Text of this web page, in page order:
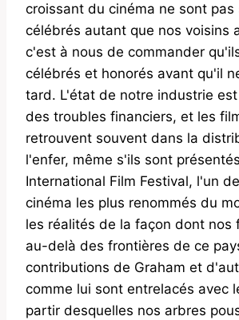
croissant du cinéma ne sont pas
célébrés autant que nos voisins
c'est à nous de commander
célébrés et honorés avant qu'il
tard. L'état de notre industrie
des troubles financiers, et les
retrouvent souvent dans la
l'enfer, même s'ils sont
International Film Festival, l'un
cinéma les plus renommés du
les réalités de la façon dont nos
au-delà des frontières de ce
contributions de Graham et
comme lui sont entrelacés avec
partir desquelles nos arbres